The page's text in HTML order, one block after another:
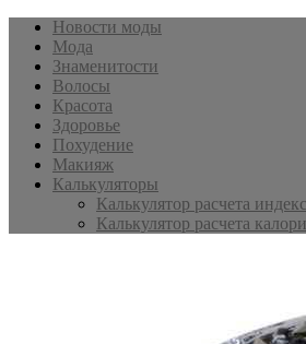
Новости моды
Мода
Знаменитости
Волосы
Красота
Здоровье
Похудение
Макияж
Калькуляторы
Калькулятор расчета
Калькулятор расчета